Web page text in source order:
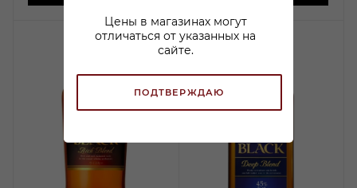
Цены в магазинах могут
отличаться от указанных на
сайте.
ПОДТВЕРЖДАЮ